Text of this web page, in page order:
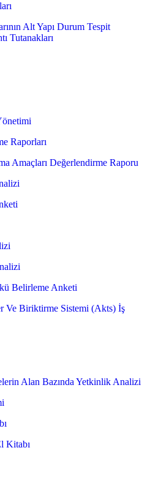
Alt Yapı Durum Tespit
Tutanakları
Raporları
Amaçları Değerlendirme Raporu
Belirleme Anketi
Ve Biriktirme Sistemi (Akts) İş
Alan Bazında Yetkinlik Analizi
Kitabı